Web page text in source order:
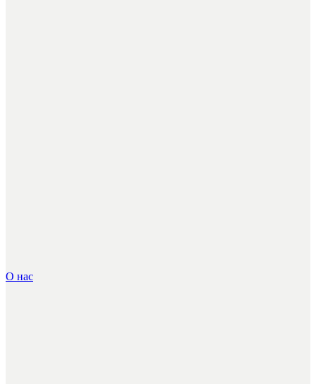
О нас